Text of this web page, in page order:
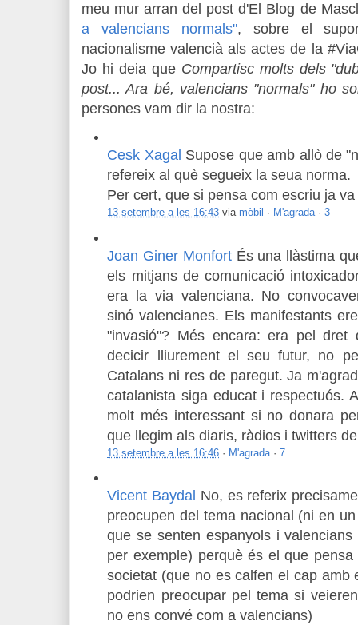
meu mur arran del post d'El Blog de
a valencians normals", sobre el
nacionalisme valencià als actes de la
Jo hi deia que Compartisc molts dels
post... Ara bé, valencians "normals" ho
persones vam dir la nostra:
Cesk Xagal Supose que amb allò de
refereix al què segueix la seua norma.
Per cert, que si pensa com escriu ja
13 setembre a les 16:43 via mòbil · M'agrada ·3
Joan Giner Monfort És una llàstima
els mitjans de comunicació
era la via valenciana. No
sinó valencianes. Els manifestants
"invasió"? Més encara: era pel dret
decicir lliurement el seu futur, no
Catalans ni res de paregut. Ja
catalanista siga educat i respectuós.
molt més interessant si no donara
que llegim als diaris, ràdios i twitters
13 setembre a les 16:46 · M'agrada ·7
Vicent Baydal No, es referix
preocupen del tema nacional (ni en
que se senten espanyols i
per exemple) perquè és el que
societat (que no es calfen el cap amb
podrien preocupar pel tema si
no ens convé com a valencians)